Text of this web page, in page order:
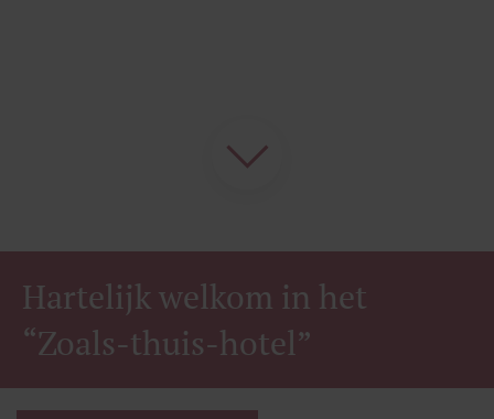
Hartelijk welkom in het
“Zoals-thuis-hotel”